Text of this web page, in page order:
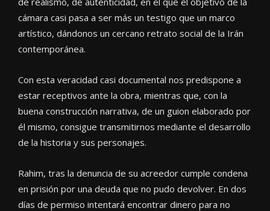
cámara casi pasa a ser más un testigo que un marco
artístico, dándonos un cercano retrato social de la Irán
contemporánea.
Con esta veracidad casi documental nos predispone a
estar receptivos ante la obra, mientras que, con la
buena construcción narrativa, de un guion elaborado por
él mismo, consigue transmitirnos mediante el desarrollo
de la historia y sus personajes.
Rahim, tras la denuncia de su acreedor cumple condena
en prisión por una deuda que no pudo devolver. En dos
días de permiso intentará encontrar dinero para no